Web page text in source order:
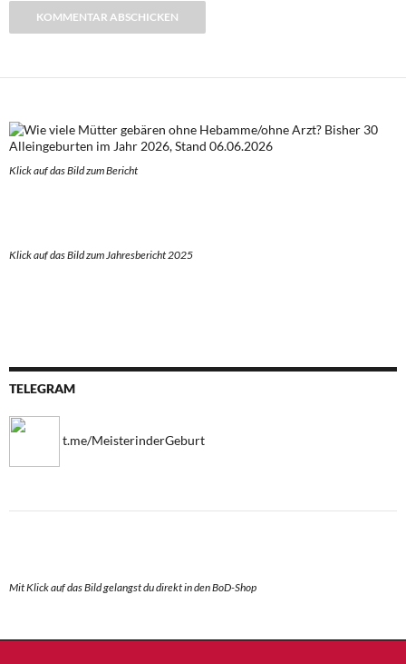
Klick auf das Bild zum Bericht
Klick auf das Bild zum Jahresbericht 2025
TELEGRAM
t.me/MeisterinderGeburt
Mit Klick auf das Bild gelangst du direkt in den BoD-Shop